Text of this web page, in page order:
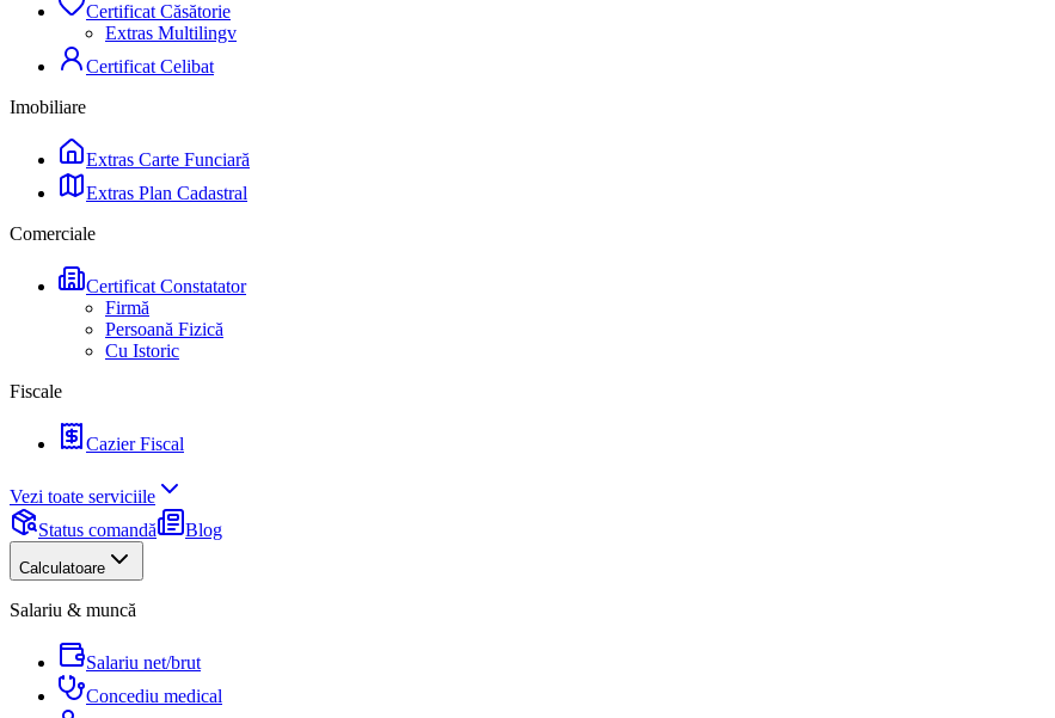
Certificat Căsătorie
Extras Multilingv
Certificat Celibat
Imobiliare
Extras Carte Funciară
Extras Plan Cadastral
Comerciale
Certificat Constatator
Firmă
Persoană Fizică
Cu Istoric
Fiscale
Cazier Fiscal
Vezi toate serviciile
Status comandă
Blog
Calculatoare
Salariu & muncă
Salariu net/brut
Concediu medical